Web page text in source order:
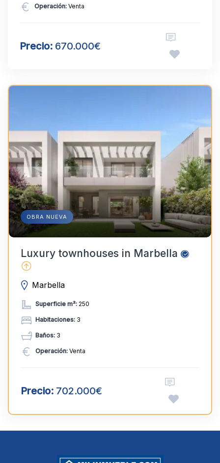
Operación: Venta
Precio: 670.000€
OBRA NUEVA
Luxury townhouses in Marbella
Marbella
Superficie m²: 250
Habitaciones: 3
Baños: 3
Operación: Venta
Precio: 702.000€